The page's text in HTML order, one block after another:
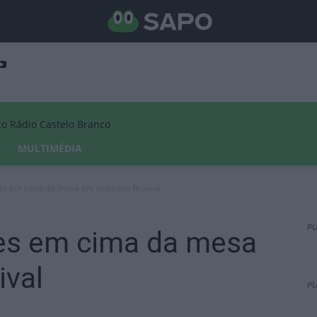
Rádio Castelo Branco
MULTIMÉDIA
em cima da mesa